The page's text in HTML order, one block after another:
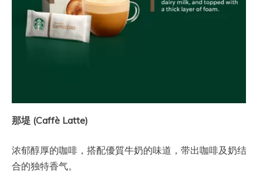
那堤 (Caffè Latte)
浓郁醇厚的咖啡，搭配優質牛奶的味道，带出咖啡及奶结
合的独特香气。